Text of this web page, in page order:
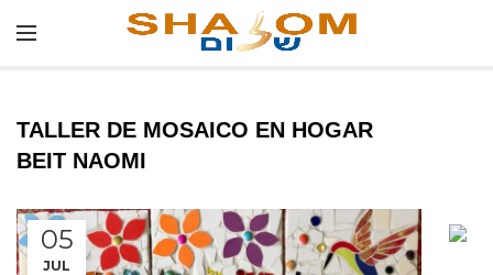
TALLER DE MOSAICO EN HOGAR
BEIT NAOMI
05
JUL